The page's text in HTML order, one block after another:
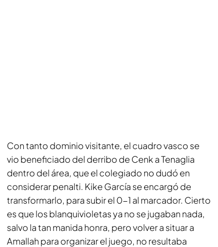
Con tanto dominio visitante, el cuadro vasco se
vio beneficiado del derribo de Cenk a Tenaglia
dentro del área, que el colegiado no dudó en
considerar penalti. Kike García se encargó de
transformarlo, para subir el 0-1 al marcador. Cierto
es que los blanquivioletas ya no se jugaban nada,
salvo la tan manida honra, pero volver a situar a
Amallah para organizar el juego, no resultaba